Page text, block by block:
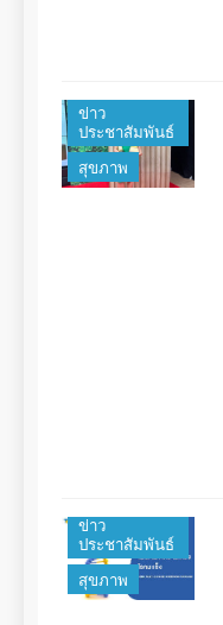
ข่าว
ประชาสัมพันธ์
สุขภาพ
ข่าว
ประชาสัมพันธ์
สุขภาพ